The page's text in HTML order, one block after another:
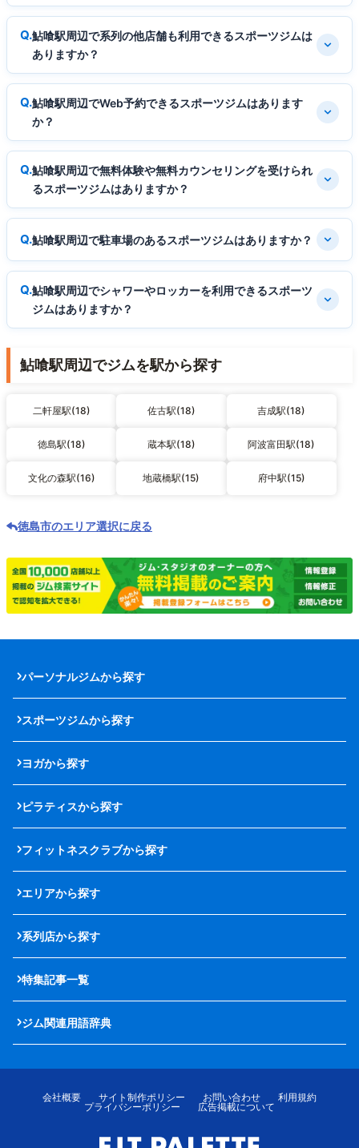
鮎喰駅周辺で系列の他店舗も利用できるスポーツジムは
ありますか？
鮎喰駅周辺でWeb予約できるスポーツジムはあります
か？
鮎喰駅周辺で無料体験や無料カウンセリングを受けられ
るスポーツジムはありますか？
鮎喰駅周辺で駐車場のあるスポーツジムはありますか？
鮎喰駅周辺でシャワーやロッカーを利用できるスポーツ
ジムはありますか？
鮎喰駅周辺でジムを駅から探す
二軒屋駅(18) 佐古駅(18) 吉成駅(18)
徳島駅(18) 蔵本駅(18) 阿波富田駅(18)
文化の森駅(16) 地蔵橋駅(15) 府中駅(15)
徳島市のエリア選択に戻る
パーソナルジムから探す
スポーツジムから探す
ヨガから探す
ピラティスから探す
フィットネスクラブから探す
エリアから探す
系列店から探す
特集記事一覧
ジム関連用語辞典
会社概要 サイト制作ポリシー お問い合わせ
利用規約
プライバシーポリシー
広告掲載について